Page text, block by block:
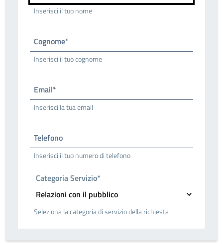
Inserisci il tuo nome
Cognome*
Inserisci il tuo cognome
Email*
Inserisci la tua email
Telefono
Inserisci il tuo numero di telefono
Categoria Servizio*
Seleziona la categoria di servizio della richiesta